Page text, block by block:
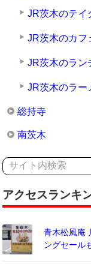
JR茨木のテイ
JR茨木のカフ
JR茨木のラン
JR茨木のラー
総持寺
南茨木
アクセスランキ
青木松風庵
ングセール